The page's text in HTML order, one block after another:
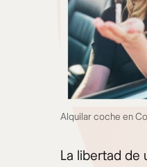
Alquilar coche en
La libertad de